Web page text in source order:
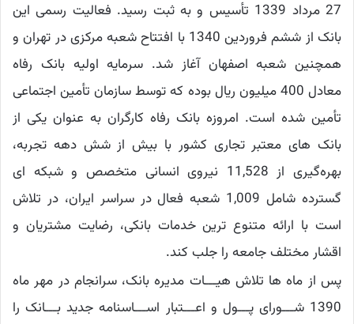
27 مرداد 1339 تأسیس و به ثبت رسید. فعالیت رسمی این
بانک از ششم فروردین 1340 با افتتاح شعبه مرکزی در تهران و
همچنین شعبه اصفهان آغاز شد. سرمایه اولیه بانک رفاه
معادل 400 میلیون ریال بوده که توسط سازمان تأمین اجتماعی
تأمین شده است. امروزه بانک رفاه کارگران به عنوان یکی از
بانک‌ های معتبر تجاری کشور با بیش از شش دهه تجربه،
بهره‌گیری از 11,528 نیروی انسانی متخصص و شبکه ‌ای
گسترده شامل 1,009 شعبه فعال در سراسر ایران، در تلاش
است با ارائه متنوع ‌ترین خدمات بانکی، رضایت مشتریان و
اقشار مختلف جامعه را جلب کند.
پس از ماه ها تلاش هیـــات مدیره بانک، سرانجام در مهر ماه
1390 شـــورای پـــول و اعـــتبار اســـاسنامه جدید بـــانک را